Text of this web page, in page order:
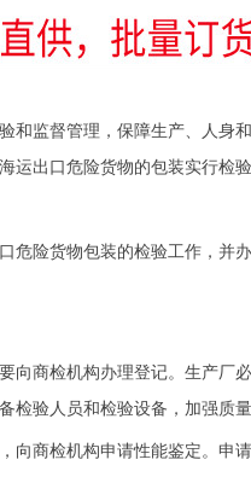
监督管理，保障生产、人身
运出口危险货物的包装实行检验
危险货物包装的检验工作，并
向商检机构办理登记。生产厂
检验人员和检验设备，加强质
向商检机构申请性能鉴定。申